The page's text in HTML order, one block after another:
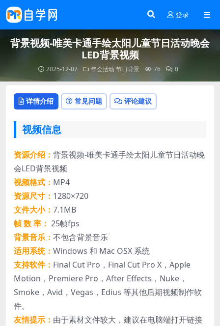
登录
背景视频-唯美卡通手绘太阳儿童节日活动晚会
LED背景视频
2025-12-07 年会活动 节日背景 76 0
详情介绍 常见问题 评论建议
视频信息
资源介绍： 背景视频-唯美卡通手绘太阳儿童节日活动晚
会LED背景视频
视频格式： MP4
资源尺寸： 1280×720
文件大小： 7.1MB
帧 数 率： 25帧fps
背景音乐： 不包含背景音乐
适用系统： Windows 和 Mac OSX 系统
支持软件： Final Cut Pro，Final Cut Pro X，Apple
Motion，Premiere Pro，After Effects，Nuke，
Smoke，Avid，Vegas，Edius 等其他后期视频制作软
件。
友情提示： 由于素材文件较大，建议在电脑端打开链接